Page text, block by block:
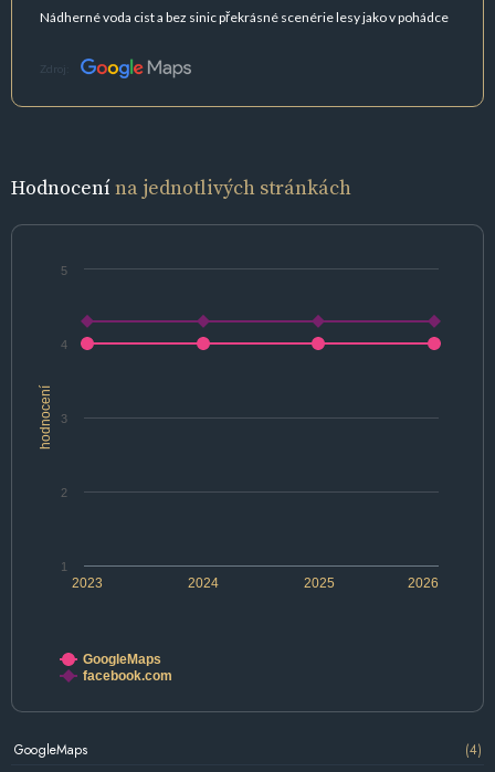
Nádherné voda cist a bez sinic překrásné scenérie lesy jako v pohádce
Zdroj:
Hodnocenína jednotlivých stránkách
hodnocení
2024 2026
2023 2025
1
2
3
4
5
GoogleMaps
facebook.com
GoogleMaps
(4)